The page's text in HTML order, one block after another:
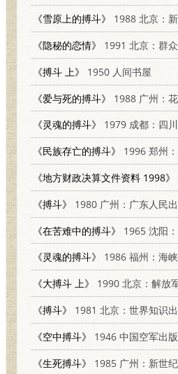
《雪原上的搏斗》
1988 北京：新华
《隐秘的恋情》
1991 北京：群众出
《搏斗 上》
1950 人间书屋
《爱与死的搏斗》
1988 广州：花城
《灵魂的搏斗》
1979 成都：四川人
《民族存亡的搏斗》
1996 郑州：河南
《地方财政决算文件资料 1998》
《搏斗》
1980 广州：广东人民出
《在苦难中的搏斗》
1965 沈阳：辽宁
《灵魂的搏斗》
1986 福州：海峡文
《大搏斗 上》
1990 北京：解放军文艺
《搏斗》
1981 北京：世界知识
《空中搏斗》
1946 中国空军出
《生死搏斗》
1985 广州：新世